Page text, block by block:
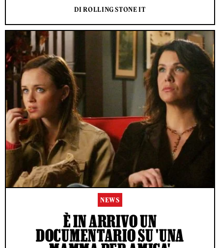
DI ROLLING STONE IT
NEWS
È IN ARRIVO UN
DOCUMENTARIO SU 'UNA